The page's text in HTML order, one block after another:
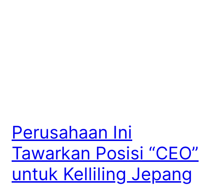
Perusahaan Ini
Tawarkan Posisi “CEO”
untuk Kelliling Jepang